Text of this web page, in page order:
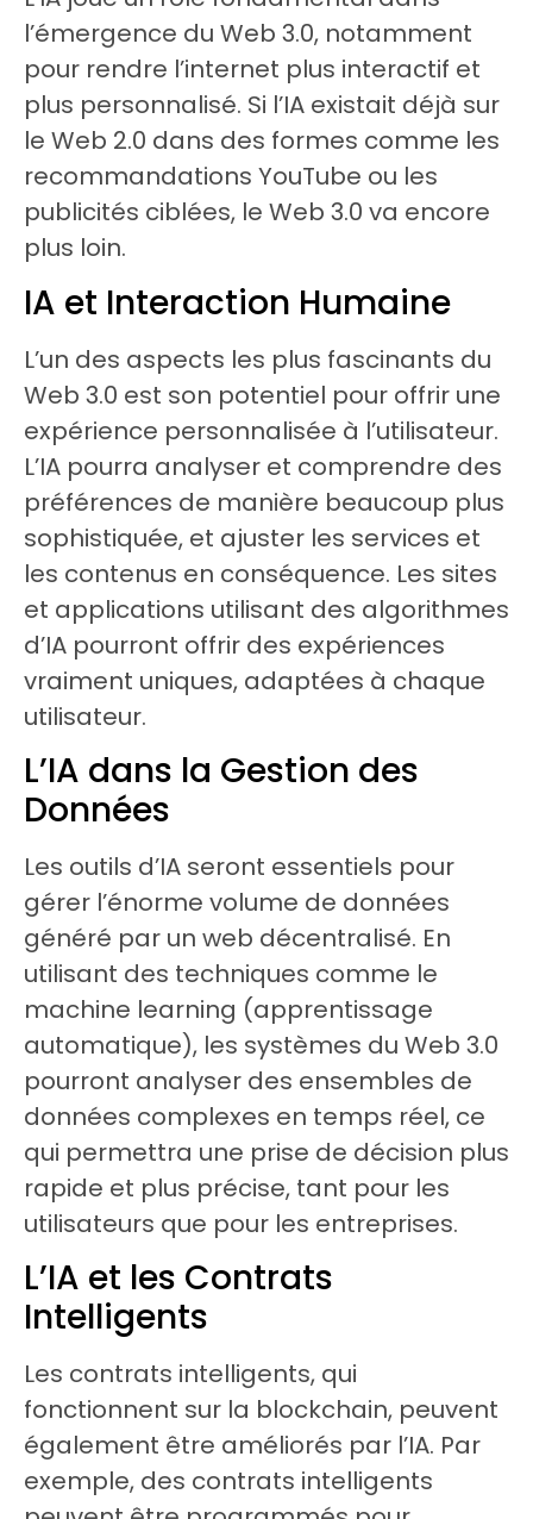
l’émergence du Web 3.0, notamment
pour rendre l’internet plus interactif et
plus personnalisé. Si l’IA existait déjà sur
le Web 2.0 dans des formes comme les
recommandations YouTube ou les
publicités ciblées, le Web 3.0 va encore
plus loin.
IA et Interaction Humaine
L’un des aspects les plus fascinants du
Web 3.0 est son potentiel pour offrir une
expérience personnalisée à l’utilisateur.
L’IA pourra analyser et comprendre des
préférences de manière beaucoup plus
sophistiquée, et ajuster les services et
les contenus en conséquence. Les sites
et applications utilisant des algorithmes
d’IA pourront offrir des expériences
vraiment uniques, adaptées à chaque
utilisateur.
L’IA dans la Gestion des
Données
Les outils d’IA seront essentiels pour
gérer l’énorme volume de données
généré par un web décentralisé. En
utilisant des techniques comme le
machine learning (apprentissage
automatique), les systèmes du Web 3.0
pourront analyser des ensembles de
données complexes en temps réel, ce
qui permettra une prise de décision plus
rapide et plus précise, tant pour les
utilisateurs que pour les entreprises.
L’IA et les Contrats
Intelligents
Les contrats intelligents, qui
fonctionnent sur la blockchain, peuvent
également être améliorés par l’IA. Par
exemple, des contrats intelligents